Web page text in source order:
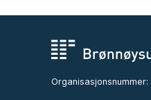
Organisasjonsnummer: